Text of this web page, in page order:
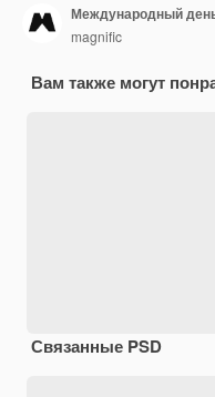
magnific
Вам также могут
Связанные PSD